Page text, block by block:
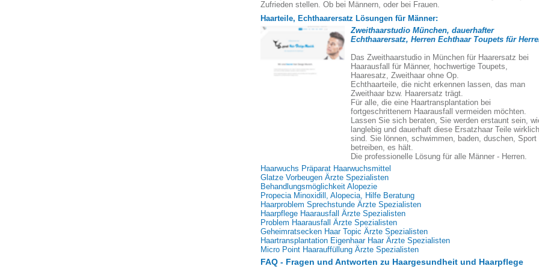
Zufrieden stellen. Ob bei Männern, oder bei Frauen.
Haarteile, Echthaarersatz Lösungen für Männer:
Zweithaarstudio München, dauerhafter
Echthaarersatz, Herren Echthaar Toupets für
Das Zweithaarstudio in München für Haarersatz bei
Haarausfall für Männer, hochwertige Toupets,
Haaresatz, Zweithaar ohne Op.
Echthaarteile, die nicht erkennen lassen, das man
Zweithaar bzw. Haarersatz trägt.
Für alle, die eine Haartransplantation bei
fortgeschrittenem Haarausfall vermeiden möchten.
Lassen Sie sich beraten, Sie werden erstaunt sein,
langlebig und dauerhaft diese Ersatzhaar Teile wirklich
sind. Sie lönnen, schwimmen, baden, duschen, Sport
betreiben, es hält.
Die professionelle Lösung für alle Männer - Herren.
Haarwuchs Präparat Haarwuchsmittel
Glatze Vorbeugen Ärzte Spezialisten
Behandlungsmöglichkeit Alopezie
Propecia Minoxidill, Alopecia, Hilfe Beratung
Haarproblem Sprechstunde Ärzte Spezialisten
Haarpflege Haarausfall Ärzte Spezialisten
Problem Haarausfall Ärzte Spezialisten
Geheimratsecken Haar Topic Ärzte Spezialisten
Haartransplantation Eigenhaar Haar Ärzte Spezialisten
Micro Point Haarauffüllung Ärzte Spezialisten
FAQ - Fragen und Antworten zu Haargesundheit und Haarpflege